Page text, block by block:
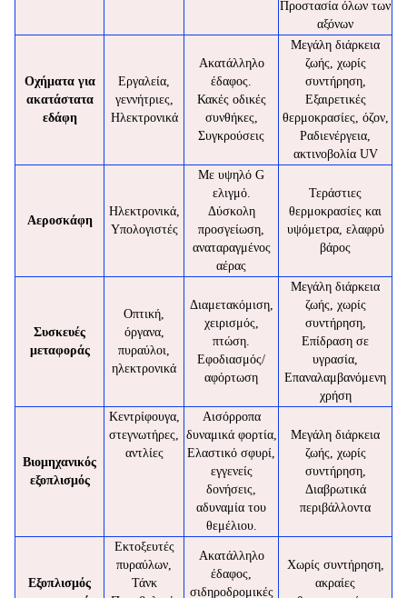
Προστασία όλων των
αξόνων
Οχήματα για
ακατάστατα
εδάφη
Εργαλεία,
γεννήτριες,
Ηλεκτρονικά
Ακατάλληλο
έδαφος.
Κακές οδικές
συνθήκες,
Συγκρούσεις
Μεγάλη διάρκεια
ζωής, χωρίς
συντήρηση,
Εξαιρετικές
θερμοκρασίες, όζον,
Ραδιενέργεια,
ακτινοβολία UV
Αεροσκάφη
Ηλεκτρονικά,
Υπολογιστές
Με υψηλό G
ελιγμό.
Δύσκολη
προσγείωση,
αναταραγμένος
αέρας
Τεράστιες
θερμοκρασίες και
υψόμετρα, ελαφρύ
βάρος
Συσκευές
μεταφοράς
Οπτική,
όργανα,
πυραύλοι,
ηλεκτρονικά
Διαμετακόμιση,
χειρισμός,
πτώση.
Εφοδιασμός/
αφόρτωση
Μεγάλη διάρκεια
ζωής, χωρίς
συντήρηση,
Επίδραση σε
υγρασία,
Επαναλαμβανόμενη
χρήση
Βιομηχανικός
εξοπλισμός
Κεντρίφουγα,
στεγνωτήρες,
αντλίες
Αισόρροπα
δυναμικά φορτία,
Ελαστικό σφυρί,
εγγενείς
δονήσεις,
αδυναμία του
θεμέλιου.
Μεγάλη διάρκεια
ζωής, χωρίς
συντήρηση,
Διαβρωτικά
περιβάλλοντα
Εξοπλισμός
Εκτοξευτές
πυραύλων,
Τάνκ
Ακατάλληλο
έδαφος,
σιδηροδρομικές
Χωρίς συντήρηση,
ακραίες